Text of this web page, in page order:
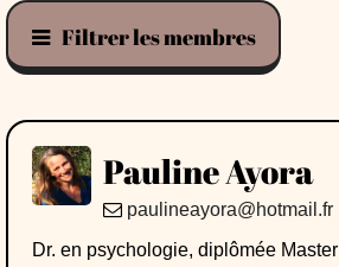
Filtrer les membres
Pauline Ayora
paulineayora@hotmail.fr
Dr. en psychologie, diplômée